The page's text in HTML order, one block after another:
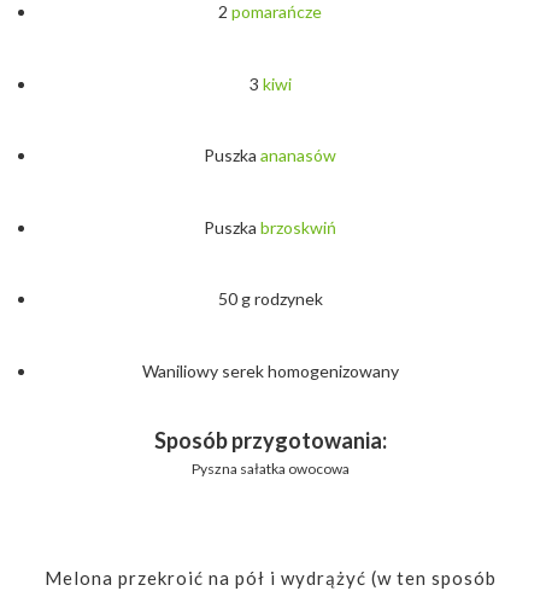
2 pomarańcze
3 kiwi
Puszka ananasów
Puszka brzoskwiń
50 g rodzynek
Waniliowy serek homogenizowany
Sposób przygotowania:
Pyszna sałatka owocowa
Melona przekroić na pół i wydrążyć (w ten sposób